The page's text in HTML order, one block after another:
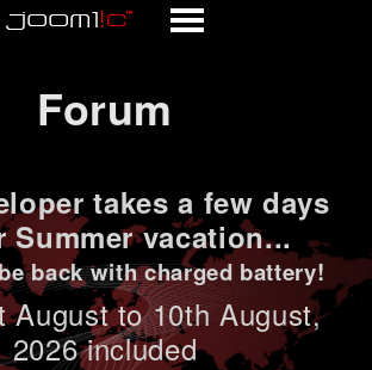
Forum
takes a few days
Summer vacation...
back with charged battery!
August to 10th August,
2026 included